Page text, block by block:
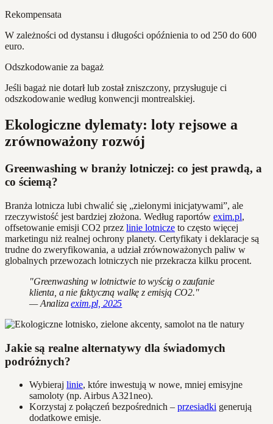
Rekompensata
W zależności od dystansu i długości opóźnienia to od 250 do 600
euro.
Odszkodowanie za bagaż
Jeśli bagaż nie dotarł lub został zniszczony, przysługuje ci
odszkodowanie według konwencji montrealskiej.
Ekologiczne dylematy: loty rejsowe a
zrównoważony rozwój
Greenwashing w branży lotniczej: co jest prawdą, a
co ściemą?
Branża lotnicza lubi chwalić się „zielonymi inicjatywami”, ale
rzeczywistość jest bardziej złożona. Według raportów exim.pl,
offsetowanie emisji CO2 przez linie lotnicze to często więcej
marketingu niż realnej ochrony planety. Certyfikaty i deklaracje są
trudne do zweryfikowania, a udział zrównoważonych paliw w
globalnych przewozach lotniczych nie przekracza kilku procent.
"Greenwashing w lotnictwie to wyścig o zaufanie
klienta, a nie faktyczną walkę z emisją CO2."
— Analizaexim.pl, 2025
Jakie są realne alternatywy dla świadomych
podróżnych?
Wybieraj linie, które inwestują w nowe, mniej emisyjne
samoloty (np. Airbus A321neo).
Korzystaj z połączeń bezpośrednich – przesiadki generują
dodatkowe emisje.